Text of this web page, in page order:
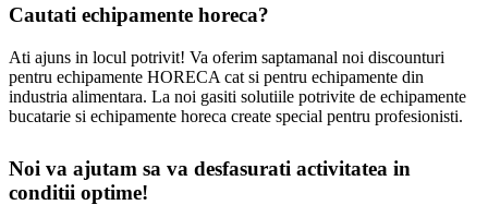
Cautati echipamente horeca?
Ati ajuns in locul potrivit! Va oferim saptamanal noi discounturi
pentru echipamente HORECA cat si pentru echipamente din
industria alimentara. La noi gasiti solutiile potrivite de echipamente
bucatarie si echipamente horeca create special pentru profesionisti.
Noi va ajutam sa va desfasurati activitatea in
conditii optime!